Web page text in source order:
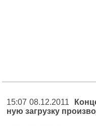
15:07 08.12.2011
ную загрузку